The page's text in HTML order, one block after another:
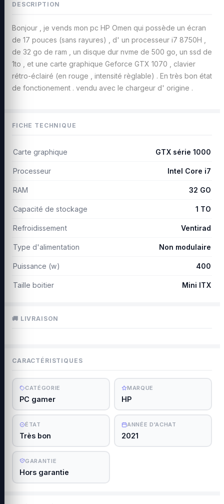
DESCRIPTION
Bonjour , je vends mon pc HP Omen qui possède un écran
de 17 pouces (sans rayures) , d' un processeur i7 8750H ,
de 32 go de ram , un disque dur nvme de 500 go, un ssd de
1to , et une carte graphique Geforce GTX 1070 , clavier
rétro-éclairé (en rouge , intensité règlable) . En très bon état
de fonctionement . vendu avec le chargeur d' origine .
CARACTÉRISTIQUES
CATÉGORIE
PC gamer
MARQUE
HP
ÉTAT
Très bon
ANNÉE D'ACHAT
2021
GARANTIE
Hors garantie
FICHE TECHNIQUE
Carte graphique GTX série 1000
Processeur Intel Core i7
RAM 32 GO
Capacité de stockage 1 TO
Refroidissement Ventirad
Type d'alimentation Non modulaire
Puissance (w) 400
Taille boitier Mini ITX
🚚 LIVRAISON